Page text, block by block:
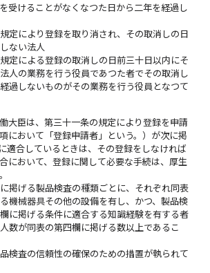
受けることがなくなつた日から二年を経過し
定により登録を取り消され、その取消しの日
ない法人
定による登録の取消しの日前三十日以内にそ
人の業務を行う役員であつた者でその取消し
過しないものがその業務を行う役員となつて
大臣は、第三十一条の規定により登録を申請
において「登録申請者」という。）が次に掲
適合しているときは、その登録をしなければ
において、登録に関して必要な手続は、厚生
掲げる製品検査の種類ごとに、それぞれ同表
機械器具その他の設備を有し、かつ、製品検
に掲げる条件に適合する知識経験を有する者
数が同表の第四欄に掲げる数以上であるこ
検査の信頼性の確保のための措置が執られて